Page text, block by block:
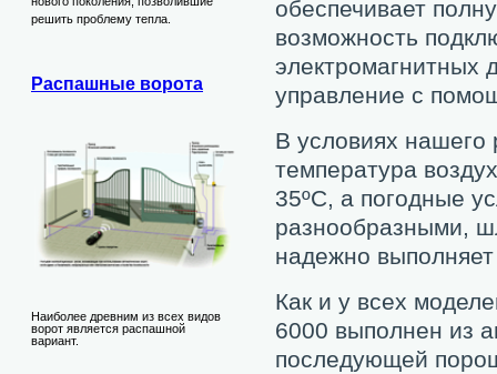
решить проблему тепла.
Распашные ворота
Наиболее древним из всех видов
ворот является распашной
вариант.
обеспечивает
возможность
электромагнитных
управление с
В условиях нашего
температура
35ºС, а погодные
разнообразными,
надежно
Как и у всех
6000 выполнен из
последующей